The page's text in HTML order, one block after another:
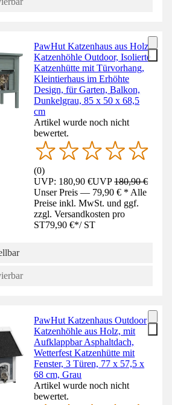
PawHut Katzenhaus aus Holz,
Katzenhöhle Outdoor, Isolierte
Katzenhütte mit Türvorhang,
Kleintierhaus im Erhöhte
Design, für Garten, Balkon,
Dunkelgrau, 85 x 50 x 68,5
cm
Artikel wurde noch nicht
bewertet.
(0)
UVP: 180,90 €UVP180,90 €
Unser Preis — 79,90 € * Alle
Preise inkl. MwSt. und ggf.
zzgl. Versandkosten pro
ST79,90 €*/ ST
PawHut Katzenhaus Outdoor
Katzenhöhle aus Holz, mit
Aufklappbar Asphaltdach,
Wetterfest Katzenhütte mit
Fenster, 3 Türen, 77 x 57,5 x
68 cm, Grau
Artikel wurde noch nicht
bewertet.